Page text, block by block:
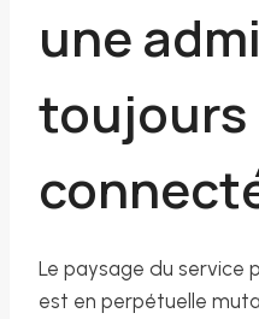
une
toujours
Le paysage du service
est en perpétuelle